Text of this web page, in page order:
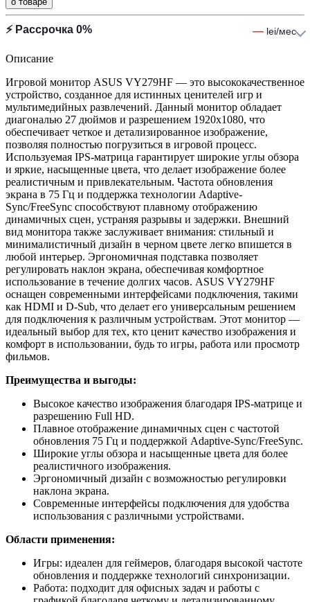
⚡ Рассрочка 0% — lei/мес
Описание
Игровой монитор ASUS VY279HF — это высококачественное
устройство, созданное для истинных ценителей игр и
мультимедийных развлечений. Данный монитор обладает
диагональю 27 дюймов и разрешением 1920x1080, что
обеспечивает четкое и детализированное изображение,
позволяя полностью погрузиться в игровой процесс.
Используемая IPS-матрица гарантирует широкие углы обзора
и яркие, насыщенные цвета, что делает изображение более
реалистичным и привлекательным. Частота обновления
экрана в 75 Гц и поддержка технологии Adaptive-
Sync/FreeSync способствуют плавному отображению
динамичных сцен, устраняя разрывы и задержки. Внешний
вид монитора также заслуживает внимания: стильный и
минималистичный дизайн в черном цвете легко впишется в
любой интерьер. Эргономичная подставка позволяет
регулировать наклон экрана, обеспечивая комфортное
использование в течение долгих часов. ASUS VY279HF
оснащен современными интерфейсами подключения, такими
как HDMI и D-Sub, что делает его универсальным решением
для подключения к различным устройствам. Этот монитор —
идеальный выбор для тех, кто ценит качество изображения и
комфорт в использовании, будь то игры, работа или просмотр
фильмов.
Преимущества и выгоды:
Высокое качество изображения благодаря IPS-матрице и
разрешению Full HD.
Плавное отображение динамичных сцен с частотой
обновления 75 Гц и поддержкой Adaptive-Sync/FreeSync.
Широкие углы обзора и насыщенные цвета для более
реалистичного изображения.
Эргономичный дизайн с возможностью регулировки
наклона экрана.
Современные интерфейсы подключения для удобства
использования с различными устройствами.
Области применения:
Игры: идеален для геймеров, благодаря высокой частоте
обновления и поддержке технологий синхронизации.
Работа: подходит для офисных задач и работы с